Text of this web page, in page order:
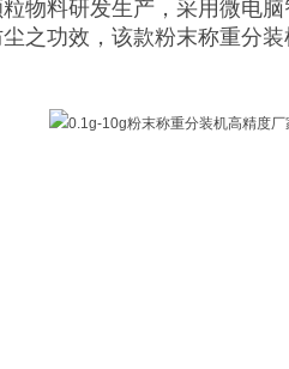
物料研发生产，采用微电
之功效，该款粉末称重分